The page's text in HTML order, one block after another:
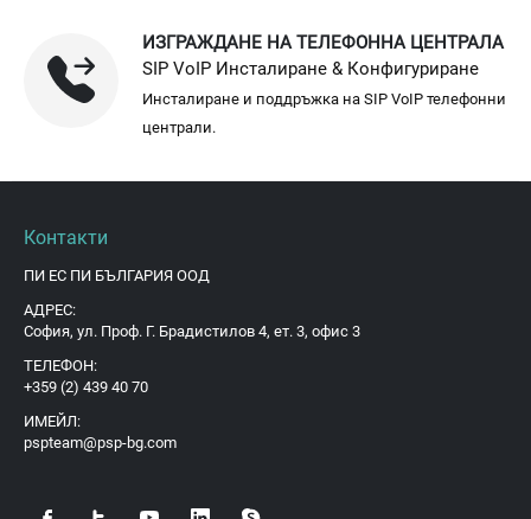
ИЗГРАЖДАНЕ НА ТЕЛЕФОННА ЦЕНТРАЛА
SIP VoIP Инсталиране & Конфигуриране
Инсталиране и поддръжка на SIP VoIP телефонни
централи.
Контакти
ПИ ЕС ПИ БЪЛГАРИЯ ООД
АДРЕС:
София, ул. Проф. Г. Брадистилов 4, ет. 3, офис 3
ТЕЛЕФОН:
+359 (2) 439 40 70
ИМЕЙЛ:
pspteam@psp-bg.com